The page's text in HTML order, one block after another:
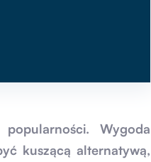
Wygoda
kuszącą alternatywą,